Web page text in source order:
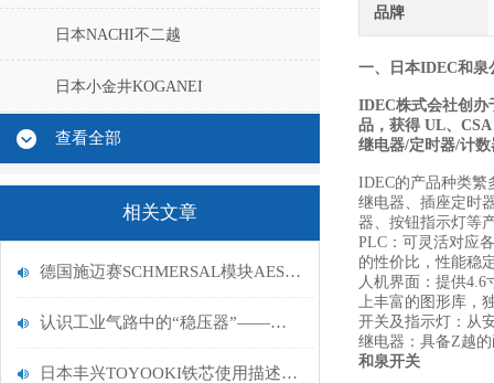
日本NACHI不二越
日本小金井KOGANEI
查看全部
相关文章
德国施迈赛SCHMERSAL模块AES 1235已停产
认识工业气路中的“稳压器”——美国威尔克森WILKERSON调压阀
日本丰兴TOYOOKI铁芯使用描述支持
品牌
一、日本IDEC和泉
IDEC株式会社创办
品，获得 UL、
继电器/定时器/计
IDEC的产品种类繁
继电器、插座定时
器、按钮指示灯等
PLC：可灵活对应
的性价比，性能稳
人机界面：提供4.6
上丰富的图形库，
开关及指示灯：从
继电器：具备Z越
和泉开关